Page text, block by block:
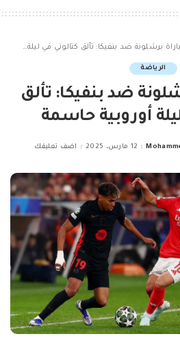
برشلونة ضد بنفيكا: تألق كتالوني في ليلة أوروبية حاسمة
الرياضة
ضد بنفيكا: تألق
أوروبية حاسمة
12 مارس، 2025 اضف تعليقك